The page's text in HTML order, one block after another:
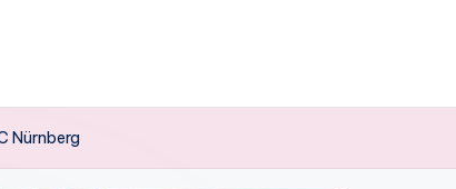
Nürnberg